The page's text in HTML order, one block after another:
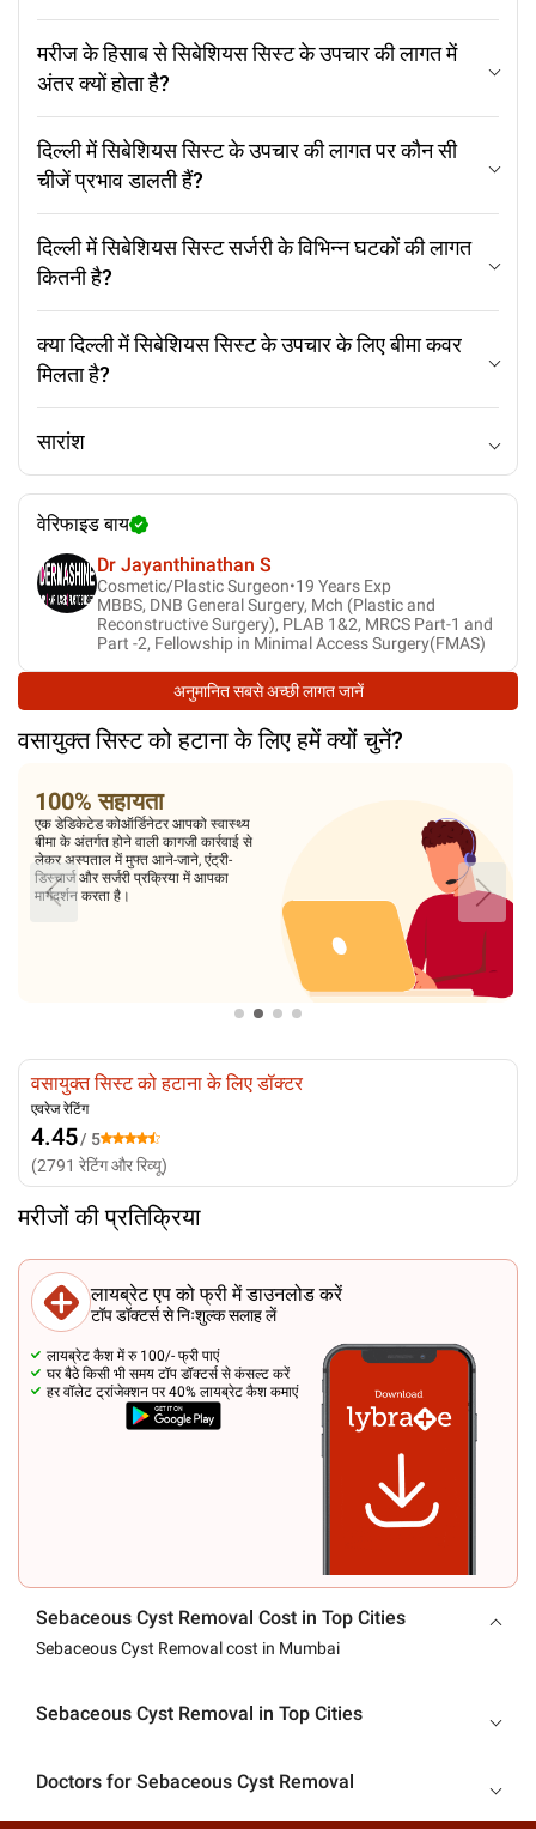
मरीज के हिसाब से सिबेशियस सिस्ट के उपचार की लागत में
अंतर क्यों होता है?
दिल्ली में सिबेशियस सिस्ट के उपचार की लागत पर कौन सी
चीजें प्रभाव डालती हैं?
दिल्ली में सिबेशियस सिस्ट सर्जरी के विभिन्न घटकों की लागत
कितनी है?
क्या दिल्ली में सिबेशियस सिस्ट के उपचार के लिए बीमा कवर
मिलता है?
सारांश
वेरिफाइड बाय
Dr Jayanthinathan S
Cosmetic/Plastic Surgeon•19 Years Exp
MBBS, DNB General Surgery, Mch (Plastic and
Reconstructive Surgery), PLAB 1&2, MRCS Part-1 and
Part -2, Fellowship in Minimal Access Surgery(FMAS)
अनुमानित सबसे अच्छी लागत जानें
वसायुक्त सिस्ट को हटानाके लिए हमें क्यों चुनें?
100% सहायता
एक डेडिकेटेड कोऑर्डिनेटर आपको स्वास्थ्य
बीमा के अंतर्गत होने वाली कागजी कार्रवाई से
लेकर अस्पताल में मुफ्त आने-जाने, एंट्री-
डिस्चार्ज और सर्जरी प्रक्रिया में आपका
मार्गदर्शन करता है।
वसायुक्त सिस्ट को हटाना के लिए डॉक्टर
एवरेज रेटिंग
4.45/ 5
(2791 रेटिंग और रिव्यू)
मरीजों की प्रतिक्रिया
लायब्रेट एप को फ्री में डाउनलोड करें
टॉप डॉक्टर्स से निःशुल्क सलाह लें
लायब्रेट कैश में रु 100/- फ्री पाएं
घर बैठे किसी भी समय टॉप डॉक्टर्स से कंसल्ट करें
हर वॉलेट ट्रांजेक्शन पर 40% लायब्रेट कैश कमाएं
Sebaceous Cyst Removal Cost in Top Cities
Sebaceous Cyst Removal cost in Mumbai
Sebaceous Cyst Removal in Top Cities
Doctors for Sebaceous Cyst Removal